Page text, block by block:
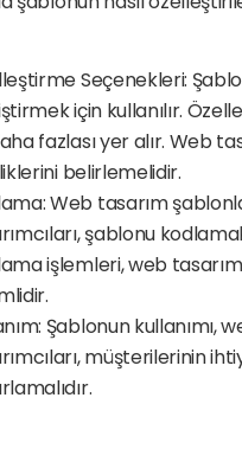
Seçenekleri:
için kullanılır.
fazlası yer alır. Web
belirlemelidir.
Web tasarım
şablonu
işlemleri, web
Şablonun kullanımı,
müşterilerinin